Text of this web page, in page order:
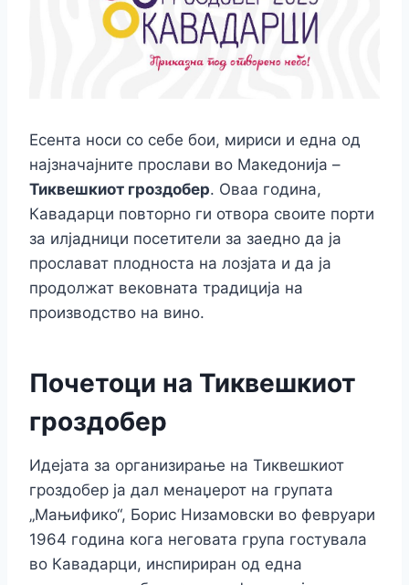
g
er
p
Есента носи со себе бои, мириси и една од
најзначајните прослави во Македонија –
Тиквешкиот гроздобер. Оваа година,
Кавадарци повторно ги отвора своите порти
за илјадници посетители за заедно да ја
прослават плодноста на лозјата и да ја
продолжат вековната традиција на
производство на вино.
Почетоци на Тиквешкиот
гроздобер
Идејата за организирање на Тиквешкиот
гроздобер ја дал менаџерот на групата
„Мањифико“, Борис Низамовски во февруари
1964 година кога неговата група гостувала
во Кавадарци, инспириран од една